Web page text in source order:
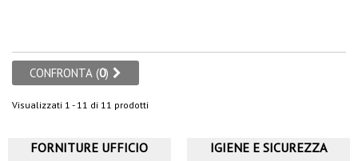
CONFRONTA (0)
Visualizzati 1 - 11 di 11 prodotti
FORNITURE UFFICIO IGIENE E SICUREZZA